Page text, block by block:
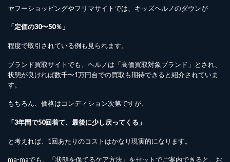
ヤフーショッピングやフリマサイトでは、キッズヘルノのダウンが
「定価の30〜50％」
程度で取引されている例も見られます。
ブランド買取サイトでも、ヘルノは「高価買取対象ブランド」とされ、
状態が良ければ数千〜1万円台での買取も期待できると紹介されていま
す。
もちろん、価格はコンディション次第ですが、
「3年間で50回着て、最後に少し戻ってくる」
と考えれば、1回あたりのコストはかなり現実的になります。
ma-maでも、「状態を保てるケア方法」をセットでご案内できると、お